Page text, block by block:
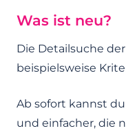
Was ist neu?
Die Detailsuche
beispielsweise
Ab sofort kannst
und einfacher, die